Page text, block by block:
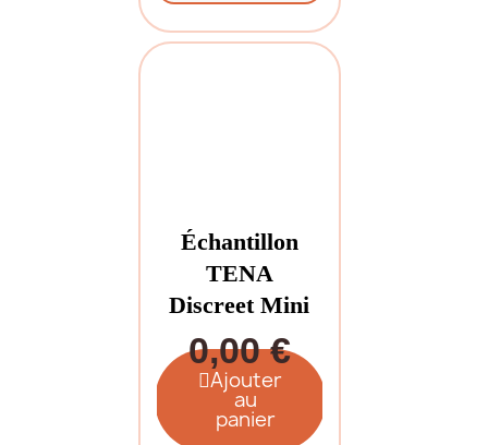
Échantillon
TENA
Discreet Mini
0,00 €
Ajouter
au
panier